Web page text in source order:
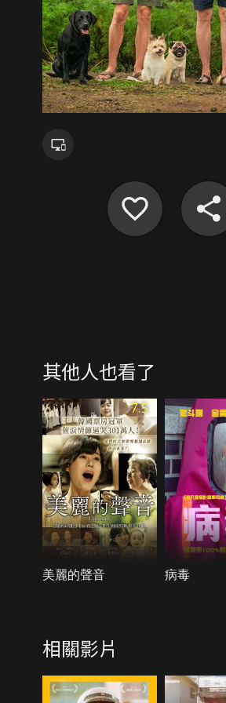
其他人也看了
7.5
美麗的聲音 病毒
相關影片